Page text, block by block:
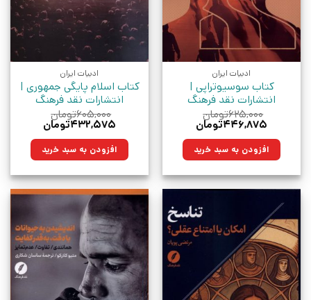
ادبیات ایران
کتاب سوسیوتراپی |
انتشارات نقد فرهنگ
۶۲۵,۰۰۰تومان
قیمت
۶۲۵,۰۰۰تومان
بود.
۴۴۶,۸۷۵تومان
۴۴۶,۸۷۵تومان. افزودن به سبد خرید
ادبیات ایران
کتاب اسلام پایگی جمهوری |
انتشارات نقد فرهنگ
۶۰۵,۰۰۰تومان
قیمت
۶۰۵,۰۰۰تومان
بود.
۴۳۲,۵۷۵تومان
۴۳۲,۵۷۵تومان. افزودن به سبد خرید